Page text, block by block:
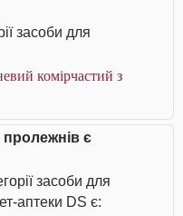
засоби для
комірчастий з
пролежнів є
засоби для
аптеки DS є: